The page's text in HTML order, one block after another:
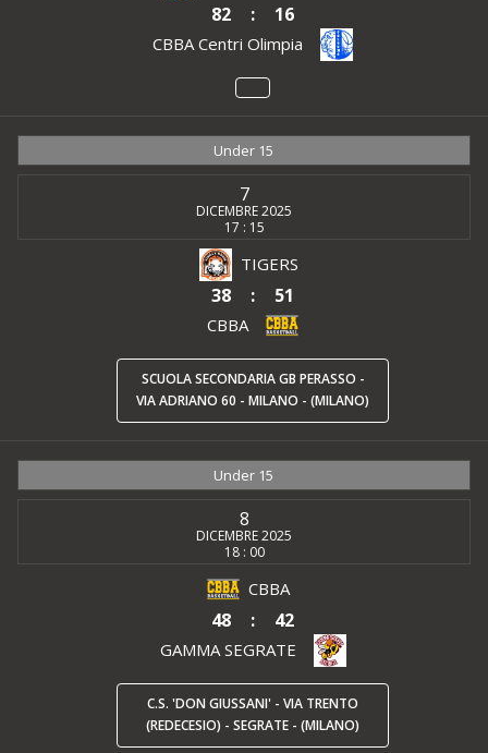
82 : 16
CBBA Centri Olimpia
Under 15
7
DICEMBRE 2025
17 : 15
TIGERS
38 : 51
CBBA
SCUOLA SECONDARIA GB PERASSO -
VIA ADRIANO 60 - MILANO - (MILANO)
Under 15
8
DICEMBRE 2025
18 : 00
CBBA
48 : 42
GAMMA SEGRATE
C.S. 'DON GIUSSANI' - VIA TRENTO
(REDECESIO) - SEGRATE - (MILANO)